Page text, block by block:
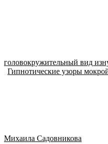
головокружительный вид
Гипнотические узоры
Михаила Садовникова